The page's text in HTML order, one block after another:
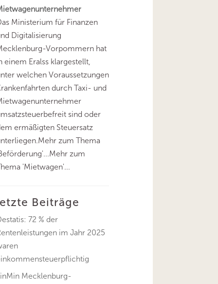
Ministerium für Finanzen
Digitalisierung
Vorpommern hat
einem Eralss klargestellt,
welchen Voraussetzungen
durch Taxi- und
sind oder
ermäßigten Steuersatz
zum Thema
zum
'Mietwagen'...
Beiträge
72 % der
im Jahr 2025
Mecklenburg-